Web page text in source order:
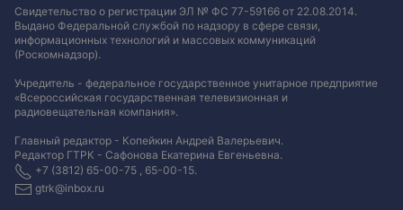
Свидетельство о регистрации ЭЛ № ФС 77-59166 от 22.08.2014.
Выдано Федеральной службой по надзору в сфере связи,
информационных технологий и массовых коммуникаций
(Роскомнадзор).
Учредитель - федеральное государственное унитарное предприятие
«Всероссийская государственная телевизионная и
радиовещательная компания».
Главный редактор - Копейкин Андрей Валерьевич.
Редактор ГТРК - Сафонова Екатерина Евгеньевна.
+7 (3812) 65-00-75 , 65-00-15.
gtrk@inbox.ru